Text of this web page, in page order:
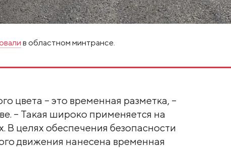
в областном минтрансе.
цвета – это временная разметка, –
– Такая широко применяется на
В целях обеспечения безопасности
движения нанесена временная